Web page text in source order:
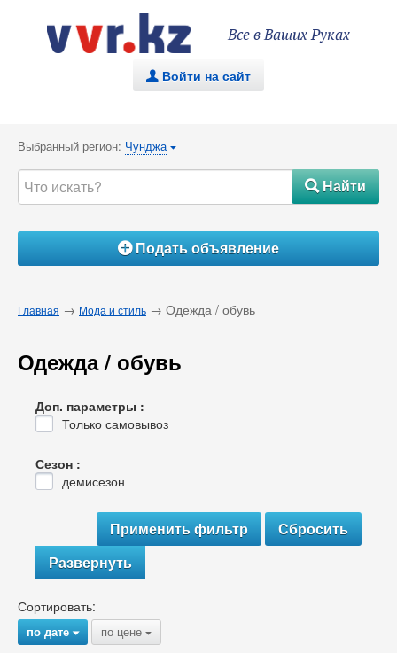
Все в Ваших Руках
. Войти на сайт
Выбранный регион: Чунджа {
#Найти
ÁПодать объявление
Главная → Мода и стиль → Одежда / обувь
Одежда / обувь
Доп. параметры :
Только самовывоз
Сезон :
демисезон
Развернуть
Сортировать:
по дате{ по цене {